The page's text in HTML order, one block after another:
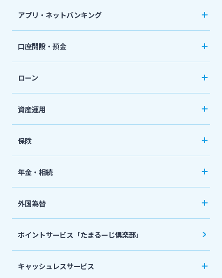
アプリ・ネットバンキング
個人向けネットバンキングサービス「いっちゃ
ねっと」
口座開設・預金
普通預金など
定期預金
ローン
おまとめローン
「おまとめ1（ワン）」
住宅ローン
フリーローン
ローンシミュレーション
資産運用
国債
保険
ネット定期保険
ネット医療保険
死亡保険（生命保険）
生命保険
年金・相続
国民年金基金
個人型確定拠出年金（iDeCo）
相続関連サービス
外国為替
外貨両替・円建小切手取立
外貨預金
ポイントサービス「たまるーじ倶楽部」
キャッシュレスサービス